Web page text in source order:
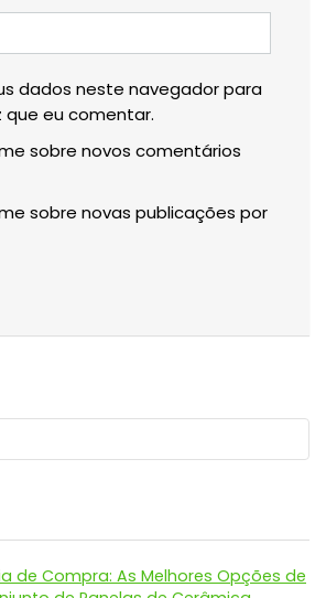
dados neste navegador para
eu comentar.
sobre novos comentários
sobre novas publicações por